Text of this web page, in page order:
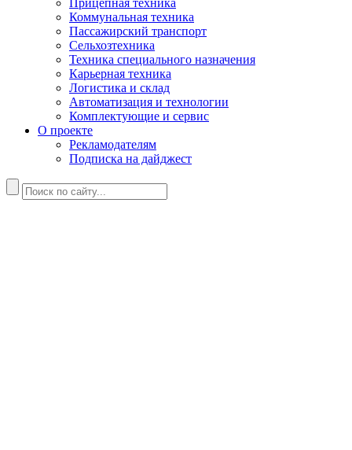
Прицепная техника
Коммунальная техника
Пассажирский транспорт
Сельхозтехника
Техника специального назначения
Карьерная техника
Логистика и склад
Автоматизация и технологии
Комплектующие и сервис
О проекте
Рекламодателям
Подписка на дайджест